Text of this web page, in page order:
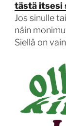
tästä itsesi
Jos sinulle
näin
Siellä on